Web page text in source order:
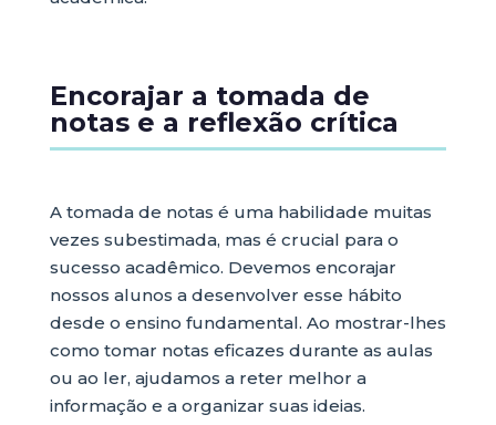
Encorajar a tomada de
notas e a reflexão crítica
A tomada de notas é uma habilidade muitas
vezes subestimada, mas é crucial para o
sucesso acadêmico. Devemos encorajar
nossos alunos a desenvolver esse hábito
desde o ensino fundamental. Ao mostrar-lhes
como tomar notas eficazes durante as aulas
ou ao ler, ajudamos a reter melhor a
informação e a organizar suas ideias.